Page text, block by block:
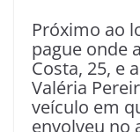
Próximo ao
pague onde
Costa, 25, e
Valéria
veículo em
envolveu no